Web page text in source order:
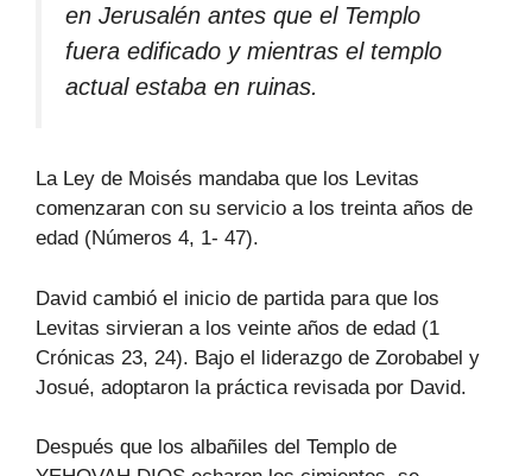
en Jerusalén antes que el Templo
fuera edificado y mientras el templo
actual estaba en ruinas.
La Ley de Moisés mandaba que los Levitas
comenzaran con su servicio a los treinta años de
edad (Números 4, 1- 47).
David cambió el inicio de partida para que los
Levitas sirvieran a los veinte años de edad (1
Crónicas 23, 24). Bajo el liderazgo de Zorobabel y
Josué, adoptaron la práctica revisada por David.
Después que los albañiles del Templo de